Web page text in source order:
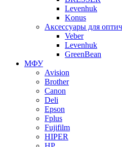
Levenhuk
Konus
Аксессуары для
Veber
Levenhuk
GreenBean
МФУ
Avision
Brother
Canon
Deli
Epson
Fplus
Fujifilm
HIPER